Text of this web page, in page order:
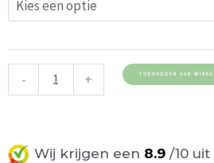
-
EP75
aantal
+ TOEVOEGEN AAN
Wij krijgen een 8.9 /10 uit